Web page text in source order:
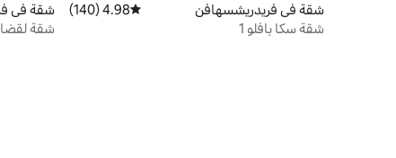
شقة في فريدريشسهافن متوسط التقييم 4.98 من 5، 140 مراجعات
4.98 (140)
شقة سكا بافلو 1
شقة في
شقة